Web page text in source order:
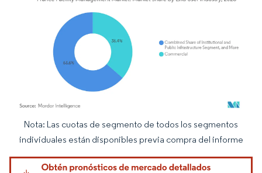
Imagen © Mordor Intelligence. El uso requiere atribución según CC BY 4.0.
Nota: Las cuotas de segmento de todos los segmentos
individuales están disponibles previa compra del informe